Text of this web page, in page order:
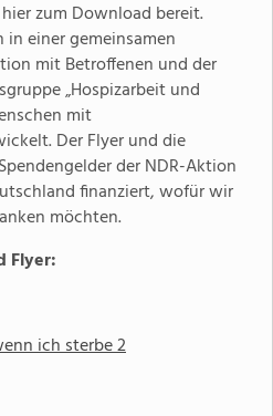
zum Download bereit.
einer gemeinsamen
mit Betroffenen und der
„Hospizarbeit und
mit
Der Flyer und die
der NDR-Aktion
finanziert, wofür wir
möchten.
Flyer:
ich sterbe 2